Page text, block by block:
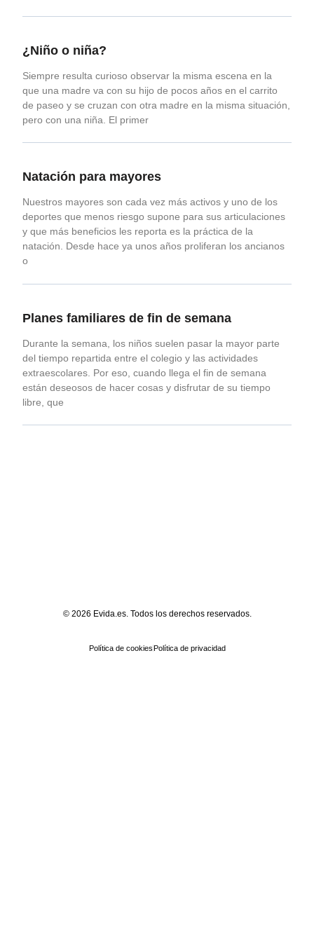
¿Niño o niña?
Siempre resulta curioso observar la misma escena en la
que una madre va con su hijo de pocos años en el carrito
de paseo y se cruzan con otra madre en la misma situación,
pero con una niña. El primer
Natación para mayores
Nuestros mayores son cada vez más activos y uno de los
deportes que menos riesgo supone para sus articulaciones
y que más beneficios les reporta es la práctica de la
natación. Desde hace ya unos años proliferan los ancianos
o
Planes familiares de fin de semana
Durante la semana, los niños suelen pasar la mayor parte
del tiempo repartida entre el colegio y las actividades
extraescolares. Por eso, cuando llega el fin de semana
están deseosos de hacer cosas y disfrutar de su tiempo
libre, que
© 2026 Evida.es. Todos los derechos reservados.
Política de cookiesPolítica de privacidad